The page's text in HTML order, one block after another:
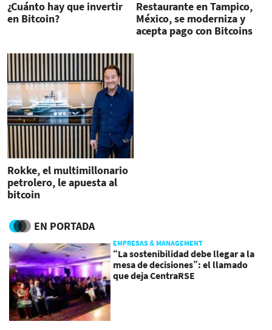
¿Cuánto hay que invertir
en Bitcoin?
Restaurante en Tampico,
México, se moderniza y
acepta pago con Bitcoins
Rokke, el multimillonario
petrolero, le apuesta al
bitcoin
EN PORTADA
EMPRESAS & MANAGEMENT
“La sostenibilidad debe llegar a la
mesa de decisiones”: el llamado
que deja CentraRSE